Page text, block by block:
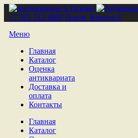
+7 921 212 4809 Псков, Кремль 6
Меню
Главная
Каталог
Оценка
антиквариата
Доставка и
оплата
Контакты
Главная
Каталог